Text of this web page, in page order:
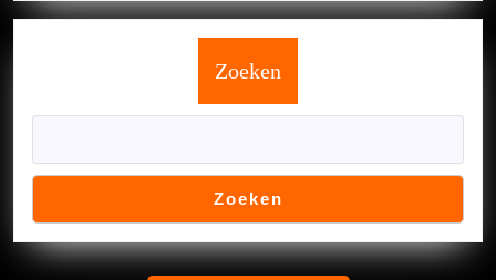
Zoeken
Zoeken